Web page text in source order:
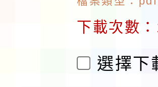
下載次數
選擇下